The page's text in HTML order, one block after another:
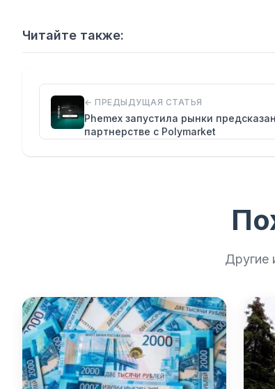
Читайте также:
← ПРЕДЫДУЩАЯ СТАТЬЯ
Phemex запустила рынки
партнерстве с Polymarket
Другие